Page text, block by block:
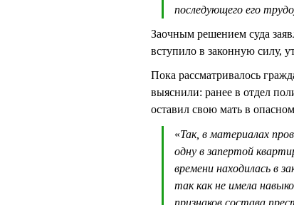
последующего его
Заочным решением суда
вступило в законную силу,
Пока рассматривалось
выяснили: ранее в отдел
оставил свою мать в
«Так, в материалах
одну в запертой
времени находилась в
так как не имела
признаков состава